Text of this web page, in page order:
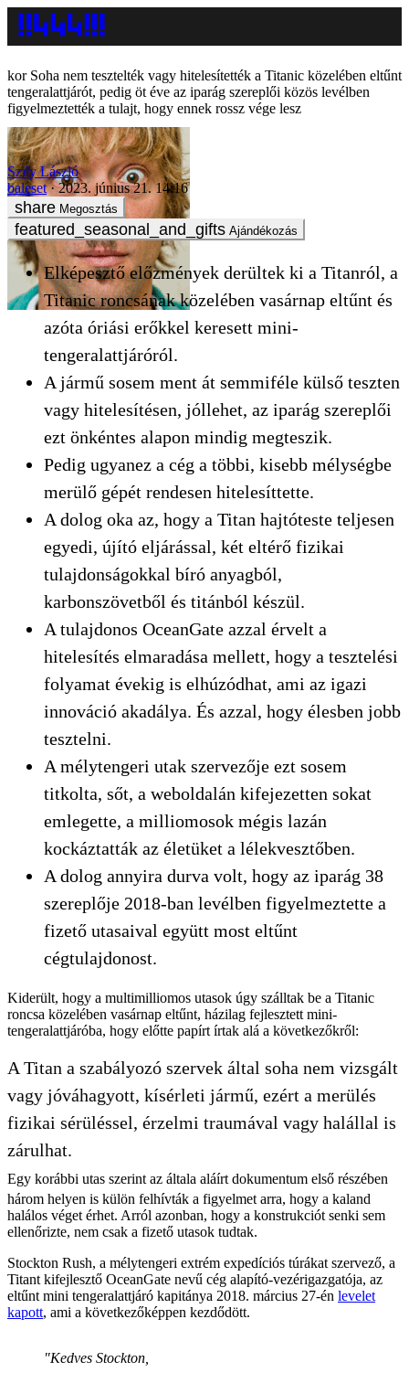
Soha nem tesztelték vagy hitelesítették a Titanic közelében eltűnt
tengeralattjárót, pedig öt éve az iparág szereplői közös levélben
figyelmeztették a tulajt, hogy ennek rossz vége lesz
Szily László
baleset
2023. június 21. 14:16
Megosztás
Ajándékozás
Elképesztő előzmények derültek ki a Titanról, a
Titanic roncsának közelében vasárnap eltűnt és
azóta óriási erőkkel keresett mini-
tengeralattjáróról.
A jármű sosem ment át semmiféle külső teszten
vagy hitelesítésen, jóllehet, az iparág szereplői
ezt önkéntes alapon mindig megteszik.
Pedig ugyanez a cég a többi, kisebb mélységbe
merülő gépét rendesen hitelesíttette.
A dolog oka az, hogy a Titan hajtóteste teljesen
egyedi, újító eljárással, két eltérő fizikai
tulajdonságokkal bíró anyagból,
karbonszövetből és titánból készül.
A tulajdonos OceanGate azzal érvelt a
hitelesítés elmaradása mellett, hogy a tesztelési
folyamat évekig is elhúzódhat, ami az igazi
innováció akadálya. És azzal, hogy élesben jobb
tesztelni.
A mélytengeri utak szervezője ezt sosem
titkolta, sőt, a weboldalán kifejezetten sokat
emlegette, a milliomosok mégis lazán
kockáztatták az életüket a lélekvesztőben.
A dolog annyira durva volt, hogy az iparág 38
szereplője 2018-ban levélben figyelmeztette a
fizető utasaival együtt most eltűnt
cégtulajdonost.
Kiderült, hogy a multimilliomos utasok úgy szálltak be a Titanic
roncsa közelében vasárnap eltűnt, házilag fejlesztett mini-
tengeralattjáróba, hogy előtte papírt írtak alá a következőkről:
A Titan a szabályozó szervek által soha nem vizsgált
vagy jóváhagyott, kísérleti jármű, ezért a merülés
fizikai sérüléssel, érzelmi traumával vagy halállal is
zárulhat.
Egy korábbi utas szerint az általa aláírt dokumentum első részében
három helyen is külön felhívták a figyelmet arra, hogy a kaland
halálos véget érhet. Arról azonban, hogy a konstrukciót senki sem
ellenőrizte, nem csak a fizető utasok tudtak.
Stockton Rush, a mélytengeri extrém expedíciós túrákat szervező, a
Titant kifejlesztő OceanGate nevű cég alapító-vezérigazgatója, az
eltűnt mini tengeralattjáró kapitánya 2018. március 27-én levelet
kapott, ami a következőképpen kezdődött.
"Kedves Stockton,